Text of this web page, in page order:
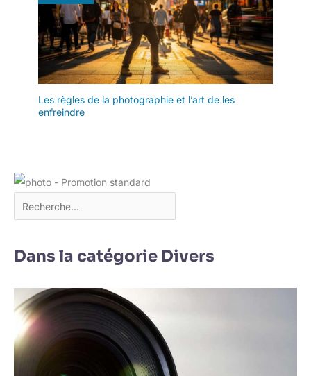
Les règles de la photographie et l’art de les
enfreindre
Dans la catégorie Divers